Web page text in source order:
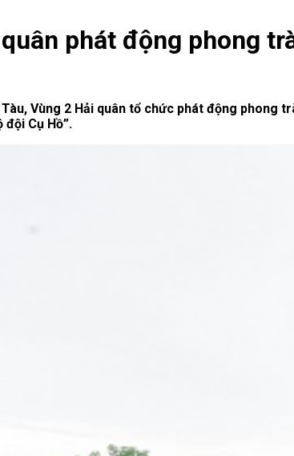
phát động phong
Tàu, Vùng 2 Hải quân tổ chức phát động phong
đội Cụ Hồ”.